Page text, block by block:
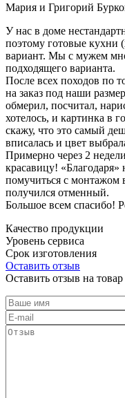
Мария и Григорий
У нас в доме
поэтому готовые кухни
вариант. Мы с мужем
подходящего варианта.
После всех походов по
на заказ под наши
обмерил, посчитал,
хотелось, и картинка в
скажу, что это самый
вписалась и цвет
Примерно через 2
красавицу!
помучиться с монтажом
получился отменный.
Большое всем спасибо!
Качество продукции
Уровень сервиса
Срок изготовления
Оставить отзыв
Оставить отзыв на